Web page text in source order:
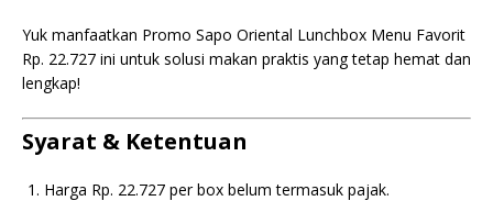
Yuk manfaatkan Promo Sapo Oriental Lunchbox Menu Favorit
Rp. 22.727 ini untuk solusi makan praktis yang tetap hemat dan
lengkap!
Syarat & Ketentuan
Harga Rp. 22.727 per box belum termasuk pajak.